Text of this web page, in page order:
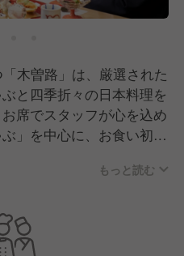
木曽路」は、厳選された
と四季折々の日本料理を
席でスタッフが心を込め
」を中心に、お食い初め
空間です。お客様一人ひ
報を把握する細やかな気
もっと読む